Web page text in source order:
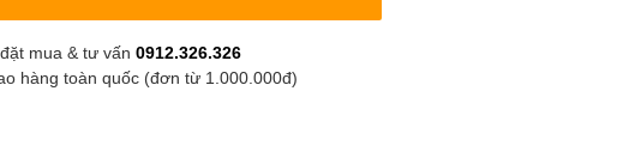
mua & tư vấn0912.326.326
hàng toàn quốc (đơn từ 1.000.000đ)